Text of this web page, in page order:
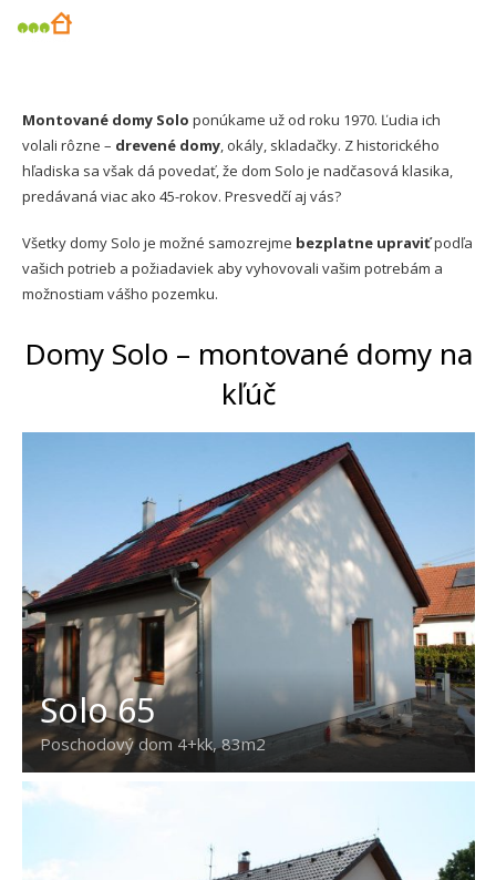
Montované domy Solo ponúkame už od roku 1970. Ľudia ich
volali rôzne – drevené domy, okály, skladačky. Z historického
hľadiska sa však dá povedať, že dom Solo je nadčasová klasika,
predávaná viac ako 45-rokov. Presvedčí aj vás?
Všetky domy Solo je možné samozrejme bezplatne upraviťpodľa
vašich potrieb a požiadaviek aby vyhovovali vašim potrebám a
možnostiam vášho pozemku.
Domy Solo – montované domy na
kľúč
Solo 65
Poschodový dom 4+kk, 83m2